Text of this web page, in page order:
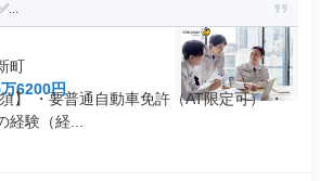
町
6200円
】 ・要普通自動車免許（AT限定可） ・
経験（経...